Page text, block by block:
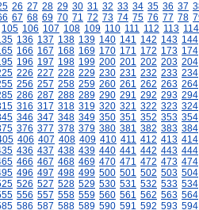
26 27 28 29 30 31 32 33 34 35 36 37
67 68 69 70 71 72 73 74 75 76 77 78
105 106 107 108 109 110 111 112 113 114
136 137 138 139 140 141 142 143 144
166 167 168 169 170 171 172 173 174
196 197 198 199 200 201 202 203 204
226 227 228 229 230 231 232 233 234
256 257 258 259 260 261 262 263 264
286 287 288 289 290 291 292 293 294
316 317 318 319 320 321 322 323 324
346 347 348 349 350 351 352 353 354
376 377 378 379 380 381 382 383 384
406 407 408 409 410 411 412 413 414
436 437 438 439 440 441 442 443 444
466 467 468 469 470 471 472 473 474
496 497 498 499 500 501 502 503 504
526 527 528 529 530 531 532 533 534
556 557 558 559 560 561 562 563 564
586 587 588 589 590 591 592 593 594